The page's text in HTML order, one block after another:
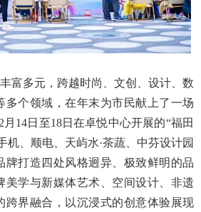
多元，跨越时尚、文创、设计、数
多个领域，在年末为市民献上了一场
14日至18日在卓悦中心开展的“福田
机、顺电、天屿水·茶蔬、中芬设计园
牌打造四处风格迥异、极致鲜明的品
美学与新媒体艺术、空间设计、非遗
跨界融合，以沉浸式的创意体验展现